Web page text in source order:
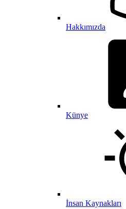
Hakkımızda
Künye
İnsan Kaynakları